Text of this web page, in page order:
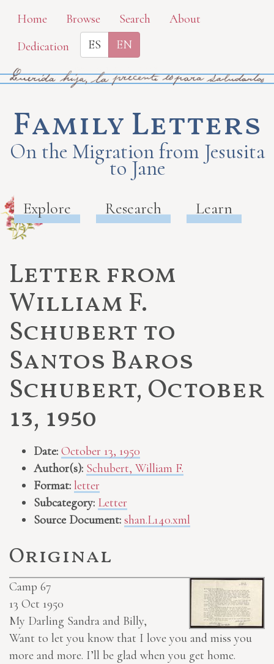
Skip
main
content
Home Browse Search
About
Dedication
ES EN
Family Letters
On the Migration from Jesusita
to Jane
Explore Research Learn
Letter from
William F.
Schubert to
Santos Baros
Schubert, October
13, 1950
Date: October 13, 1950
Author(s): Schubert, William F.
Format: letter
Subcategory: Letter
Source Document: shan.L140.xml
Original
Camp 67
13 Oct 1950
My Darling Sandra and Billy,
Want to let you know that I love you and miss you
more and more. I’ll be glad when you get home.